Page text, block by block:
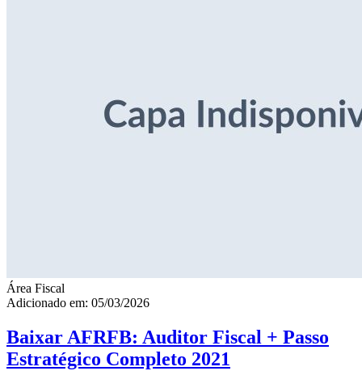
Área Fiscal
Adicionado em: 05/03/2026
Baixar AFRFB: Auditor Fiscal + Passo
Estratégico Completo 2021